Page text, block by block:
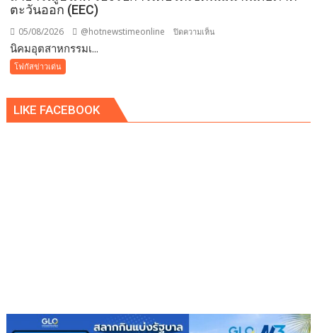
ตะวันออก (EEC)
05/08/2026 @hotnewstimeonline ปิดความเห็น
ซ์
ความ
​นิคมอุตสาหกรรมเ...
โฟกัสข่าวเด่น
LIKE FACEBOOK